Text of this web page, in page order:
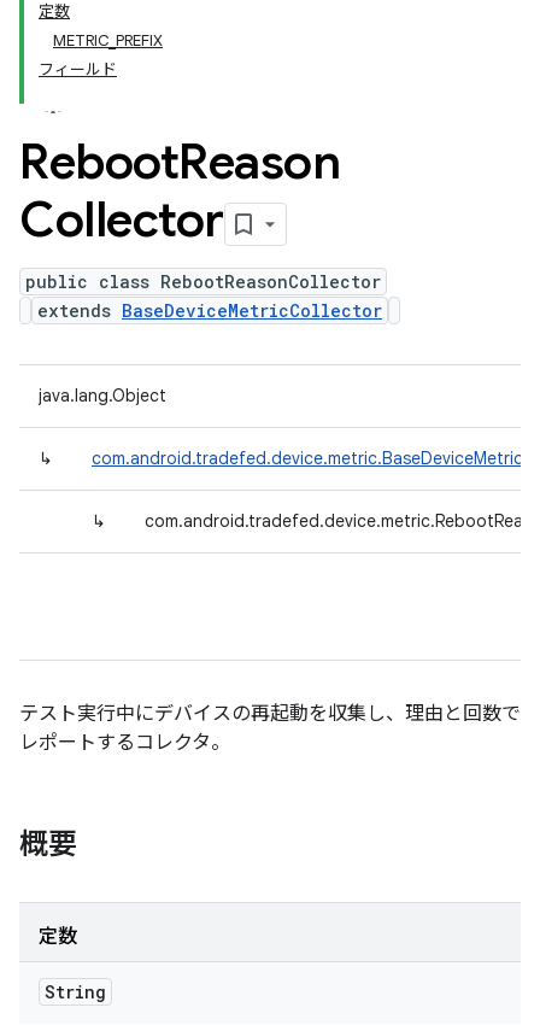
定数
METRIC_PREFIX
フィールド
RebootReason
Collector
public class RebootReasonCollector
extends BaseDeviceMetricCollector
java.lang.Object
↳
↳
テスト実行中にデバイスの再起動を収集し、理由と回数で
レポートするコレクタ。
概要
定数
String